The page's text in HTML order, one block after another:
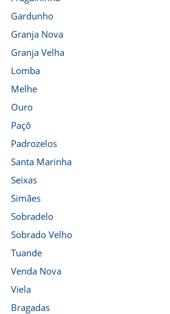
Gardunho
Granja Nova
Granja Velha
Lomba
Melhe
Ouro
Paçô
Padrozelos
Santa Marinha
Seixas
Simães
Sobradelo
Sobrado Velho
Tuande
Venda Nova
Viela
Bragadas